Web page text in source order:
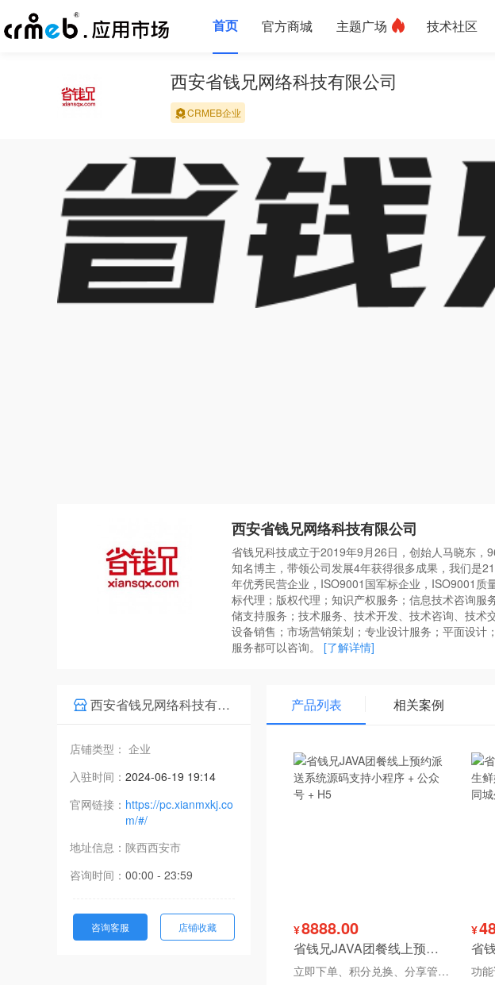
首页 官方商城 主题广场 技术社区
西安省钱兄网络科技有限公司
CRMEB企业
西安省钱兄网络科技有限公司
省钱兄科技成立于2019年9月26日，创始人马晓东，
知名博主，带领公司发展4年获得很多成果，我们是
年优秀民营企业，ISO9001国军标企业，ISO9001
标代理；版权代理；知识产权服务；信息技术咨询
储支持服务；技术服务、技术开发、技术咨询、技
设备销售；市场营销策划；专业设计服务；平面设
服务都可以咨询。 [了解详情]
西安省钱兄网络科技有限公司
店铺类型： 企业
入驻时间： 2024-06-19 19:14
官网链接： https://pc.xianmxkj.co
m/#/
地址信息： 陕西西安市
咨询时间： 00:00 - 23:59
咨询客服 店铺收藏
产品列表 相关案例
¥8888.00
省钱兄JAVA团餐线上预约派送系统源码支持小程序 + 公众号 + H5
立即下单、积分兑换、分享管理 招商加盟、同城配送
¥